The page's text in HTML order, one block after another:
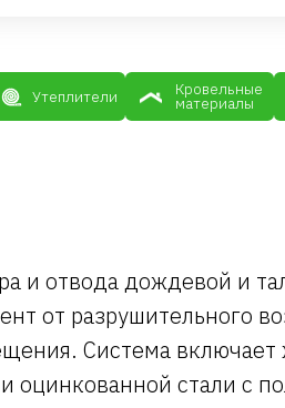
материалы мембраны
и отвода дождевой и
от разрушительного
Система включает
оцинкованной стали с